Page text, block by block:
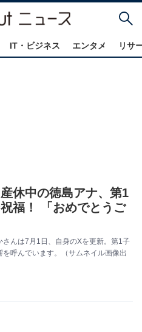
IT・ビジネス エンタメ リサ
休中の徳島アナ、第1
福！ 「おめでとうご
んは7月1日、自身のXを更新。第1子
呼んでいます。（サムネイル画像出